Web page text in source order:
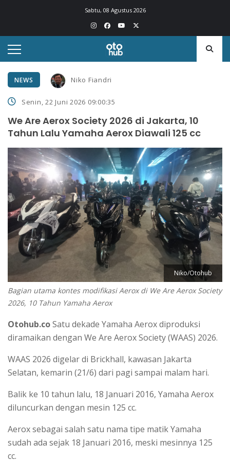
Sabtu, 08 Agustus 2026
NEWS Niko Fiandri
Senin, 22 Juni 2026 09:00:35
We Are Aerox Society 2026 di Jakarta, 10
Tahun Lalu Yamaha Aerox Diawali 125 cc
Niko/Otohub
Bagian utama kontes modifikasi Aerox di We Are Aerox Society
2026, 10 Tahun Yamaha Aerox
Otohub.coSatu dekade Yamaha Aerox diproduksi
diramaikan dengan We Are Aerox Society (WAAS) 2026.
WAAS 2026 digelar di Brickhall, kawasan Jakarta
Selatan, kemarin (21/6) dari pagi sampai malam hari.
Balik ke 10 tahun lalu, 18 Januari 2016, Yamaha Aerox
diluncurkan dengan mesin 125 cc.
Aerox sebagai salah satu nama tipe matik Yamaha
sudah ada sejak 18 Januari 2016, meski mesinnya 125
cc.